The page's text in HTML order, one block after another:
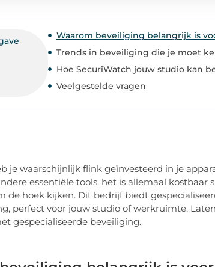
Waarom beveiliging belangrijk is
Trends in beveiliging die je moet
Hoe SecuriWatch jouw studio kan
Veelgestelde vragen
je waarschijnlijk flink geïnvesteerd in je
essentiële tools, het is allemaal
de hoek kijken. Dit bedrijf biedt
perfect voor jouw studio of werkruimte.
gespecialiseerde beveiliging.